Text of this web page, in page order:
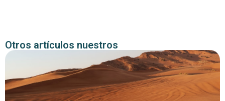
Otros artículos nuestros